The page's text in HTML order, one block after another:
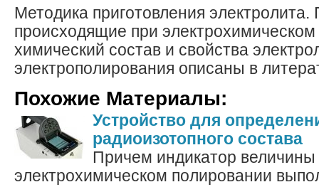
Методика приготовления
происходящие при
химический состав и свойства
электрополирования описаны в
Похожие Материалы:
Устройство для
радиоизотопного состава
Причем индикатор величины
электрохимическом полировании